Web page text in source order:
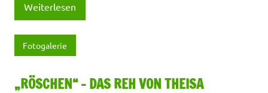
Weiterlesen
Fotogalerie
„RÖSCHEN“ – DAS REH VON THEISA